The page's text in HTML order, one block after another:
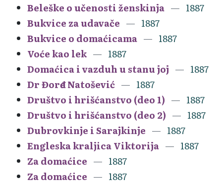
Beleške o učenosti ženskinja
1887
Bukvice za udavače
1887
Bukvice o domaćicama
1887
Voće kao lek
1887
Domaćica i vazduh u stanu joj
1887
Dr Đorđe Natošević
1887
Društvo i hrišćanstvo (deo 1)
1887
Društvo i hrišćanstvo (deo 2)
1887
Dubrovkinje i Sarajkinje
1887
Engleska kraljica Viktorija
1887
Za domaćice
1887
Za domaćice
1887